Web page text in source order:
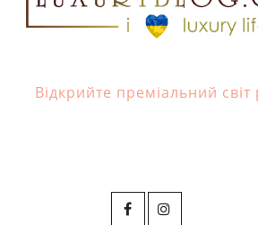
Відкрийте преміальний